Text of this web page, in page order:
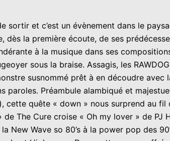
sortir et c’est un évènement dans le
dès la première écoute, de ses
à la musique dans ses
sous la braise. Assagis, les
susnommé prêt à en découdre avec
paroles. Préambule alambiqué et
quête « down » nous surprend au
The Cure croise « Oh my lover » de
New Wave so 80’s à la power pop des